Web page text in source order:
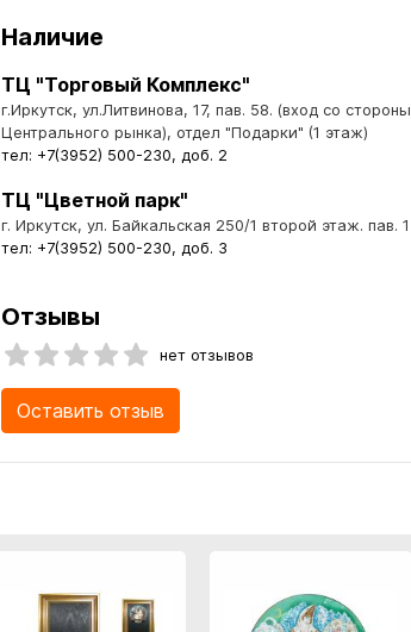
Наличие
ТЦ "Торговый Комплекс"
г.Иркутск, ул.Литвинова, 17, пав. 58. (вход со стороны
Центрального рынка), отдел "Подарки" (1 этаж)
тел: +7(3952) 500-230, доб. 2
ТЦ "Цветной парк"
г. Иркутск, ул. Байкальская 250/1 второй этаж. пав. 1
тел: +7(3952) 500-230, доб. 3
Отзывы
нет отзывов
Оставить отзыв